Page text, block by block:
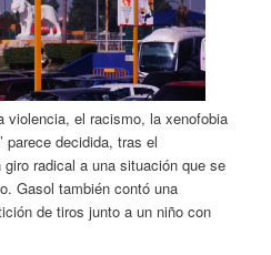
violencia, el racismo, la xenofobia
parece decidida, tras el
radical a una situación que se
Gasol también contó una
de tiros junto a un niño con